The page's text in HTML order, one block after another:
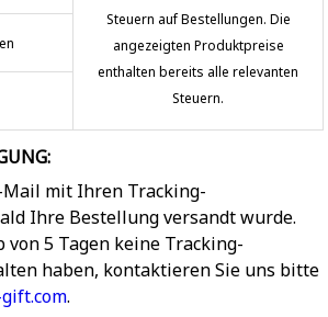
Steuern auf Bestellungen. Die
angezeigten Produktpreise
enthalten bereits alle relevanten
Steuern.
mit Ihren Tracking-
Ihre Bestellung versandt wurde.
5 Tagen keine Tracking-
haben, kontaktieren Sie uns bitte
.